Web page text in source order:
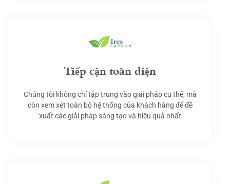
Tiếp cận toàn diện
Chúng tôi không chỉ tập trung vào giải pháp cụ thể, mà
còn xem xét toàn bộ hệ thống của khách hàng để đề
xuất các giải pháp sáng tạo và hiệu quả nhất